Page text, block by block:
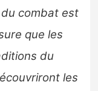
du combat est
que les
du
les